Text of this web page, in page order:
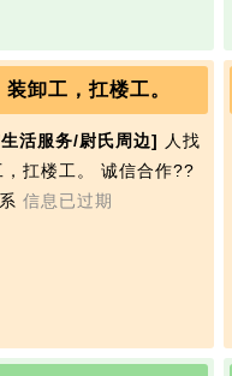
卸工，扛楼工。
活服务/尉氏周边]
人找
扛楼工。 诚信合作??
信息已过期